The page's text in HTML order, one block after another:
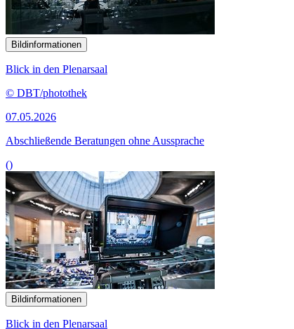
Bildinformationen
Blick in den Plenarsaal
© DBT/photothek
07.05.2026
Abschließende Beratungen ohne Aussprache
()
Bildinformationen
Blick in den Plenarsaal